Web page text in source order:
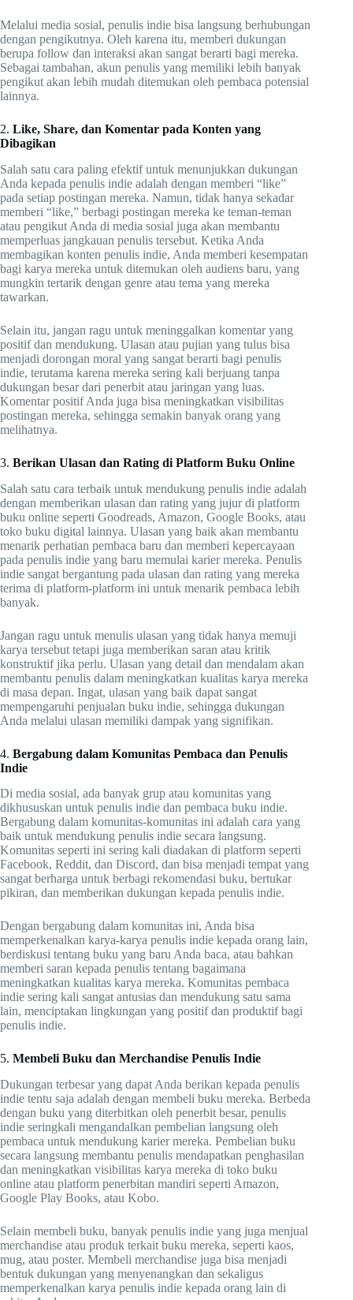
Melalui media sosial, penulis indie bisa langsung berhubungan
dengan pengikutnya. Oleh karena itu, memberi dukungan
berupa follow dan interaksi akan sangat berarti bagi mereka.
Sebagai tambahan, akun penulis yang memiliki lebih banyak
pengikut akan lebih mudah ditemukan oleh pembaca potensial
lainnya.
2. Like, Share, dan Komentar pada Konten yang
Dibagikan
Salah satu cara paling efektif untuk menunjukkan dukungan
Anda kepada penulis indie adalah dengan memberi “like”
pada setiap postingan mereka. Namun, tidak hanya sekadar
memberi “like,” berbagi postingan mereka ke teman-teman
atau pengikut Anda di media sosial juga akan membantu
memperluas jangkauan penulis tersebut. Ketika Anda
membagikan konten penulis indie, Anda memberi kesempatan
bagi karya mereka untuk ditemukan oleh audiens baru, yang
mungkin tertarik dengan genre atau tema yang mereka
tawarkan.
Selain itu, jangan ragu untuk meninggalkan komentar yang
positif dan mendukung. Ulasan atau pujian yang tulus bisa
menjadi dorongan moral yang sangat berarti bagi penulis
indie, terutama karena mereka sering kali berjuang tanpa
dukungan besar dari penerbit atau jaringan yang luas.
Komentar positif Anda juga bisa meningkatkan visibilitas
postingan mereka, sehingga semakin banyak orang yang
melihatnya.
3. Berikan Ulasan dan Rating di Platform Buku Online
Salah satu cara terbaik untuk mendukung penulis indie adalah
dengan memberikan ulasan dan rating yang jujur di platform
buku online seperti Goodreads, Amazon, Google Books, atau
toko buku digital lainnya. Ulasan yang baik akan membantu
menarik perhatian pembaca baru dan memberi kepercayaan
pada penulis indie yang baru memulai karier mereka. Penulis
indie sangat bergantung pada ulasan dan rating yang mereka
terima di platform-platform ini untuk menarik pembaca lebih
banyak.
Jangan ragu untuk menulis ulasan yang tidak hanya memuji
karya tersebut tetapi juga memberikan saran atau kritik
konstruktif jika perlu. Ulasan yang detail dan mendalam akan
membantu penulis dalam meningkatkan kualitas karya mereka
di masa depan. Ingat, ulasan yang baik dapat sangat
mempengaruhi penjualan buku indie, sehingga dukungan
Anda melalui ulasan memiliki dampak yang signifikan.
4. Bergabung dalam Komunitas Pembaca dan Penulis
Indie
Di media sosial, ada banyak grup atau komunitas yang
dikhususkan untuk penulis indie dan pembaca buku indie.
Bergabung dalam komunitas-komunitas ini adalah cara yang
baik untuk mendukung penulis indie secara langsung.
Komunitas seperti ini sering kali diadakan di platform seperti
Facebook, Reddit, dan Discord, dan bisa menjadi tempat yang
sangat berharga untuk berbagi rekomendasi buku, bertukar
pikiran, dan memberikan dukungan kepada penulis indie.
Dengan bergabung dalam komunitas ini, Anda bisa
memperkenalkan karya-karya penulis indie kepada orang lain,
berdiskusi tentang buku yang baru Anda baca, atau bahkan
memberi saran kepada penulis tentang bagaimana
meningkatkan kualitas karya mereka. Komunitas pembaca
indie sering kali sangat antusias dan mendukung satu sama
lain, menciptakan lingkungan yang positif dan produktif bagi
penulis indie.
5. Membeli Buku dan Merchandise Penulis Indie
Dukungan terbesar yang dapat Anda berikan kepada penulis
indie tentu saja adalah dengan membeli buku mereka. Berbeda
dengan buku yang diterbitkan oleh penerbit besar, penulis
indie seringkali mengandalkan pembelian langsung oleh
pembaca untuk mendukung karier mereka. Pembelian buku
secara langsung membantu penulis mendapatkan penghasilan
dan meningkatkan visibilitas karya mereka di toko buku
online atau platform penerbitan mandiri seperti Amazon,
Google Play Books, atau Kobo.
Selain membeli buku, banyak penulis indie yang juga menjual
merchandise atau produk terkait buku mereka, seperti kaos,
mug, atau poster. Membeli merchandise juga bisa menjadi
bentuk dukungan yang menyenangkan dan sekaligus
memperkenalkan karya penulis indie kepada orang lain di